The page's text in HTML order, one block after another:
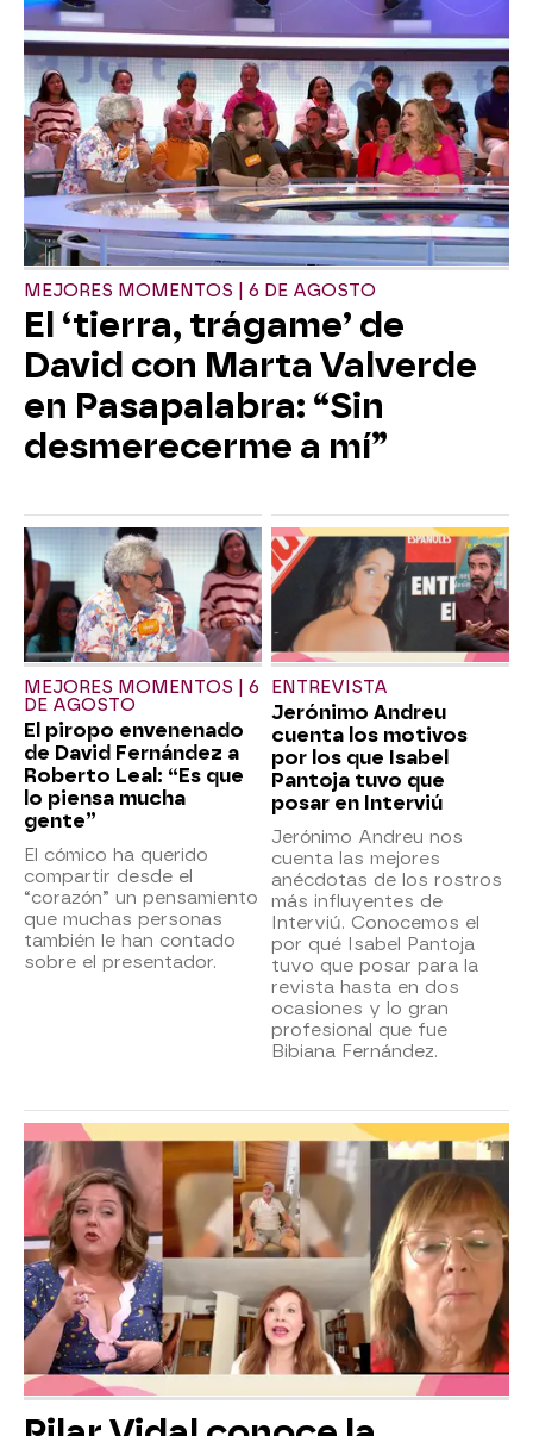
MEJORES MOMENTOS | 6 DE AGOSTO
El ‘tierra, trágame’ de
David con Marta Valverde
en Pasapalabra: “Sin
desmerecerme a mí”
MEJORES MOMENTOS | 6
DE AGOSTO
El piropo envenenado
de David Fernández a
Roberto Leal: “Es que
lo piensa mucha
gente”
El cómico ha querido
compartir desde el
“corazón” un pensamiento
que muchas personas
también le han contado
sobre el presentador.
ENTREVISTA
Jerónimo Andreu
cuenta los motivos
por los que Isabel
Pantoja tuvo que
posar en Interviú
Jerónimo Andreu nos
cuenta las mejores
anécdotas de los rostros
más influyentes de
Interviú. Conocemos el
por qué Isabel Pantoja
tuvo que posar para la
revista hasta en dos
ocasiones y lo gran
profesional que fue
Bibiana Fernández.